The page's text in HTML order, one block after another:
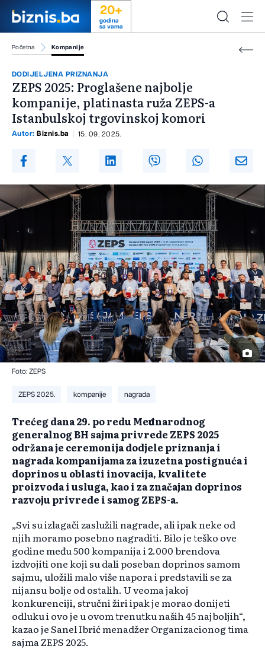
20+
godina
sa vama
Početna Kompanije
DODIJELJENA PRIZNANJA
ZEPS 2025: Proglašene najbolje
kompanije, platinasta ruža ZEPS-a
Istanbulskoj trgovinskoj komori
Autor: Biznis.ba 15. 09. 2025.
Foto: ZEPS
ZEPS 2025. kompanije nagrada
Trećeg dana 29. po redu Međunarodnog
generalnog BH sajma privrede ZEPS 2025
održana je ceremonija dodjele priznanja i
nagrada kompanijama za izuzetna postignuća i
doprinos u oblasti inovacija, kvalitete
proizvoda i usluga, kao i za značajan doprinos
razvoju privrede i samog ZEPS-a.
„Svi su izlagači zaslužili nagrade, ali ipak neke od
njih moramo posebno nagraditi. Bilo je teško ove
godine među 500 kompanija i 2.000 brendova
izdvojiti one koji su dali poseban doprinos samom
sajmu, uložili malo više napora i predstavili se za
nijansu bolje od ostalih. U veoma jakoj
konkurenciji, stručni žiri ipak je morao donijeti
odluku i ovo je u ovom trenutku naših 45 najboljih“,
kazao je Sanel Ibrić menadžer Organizacionog tima
sajma ZEPS 2025.